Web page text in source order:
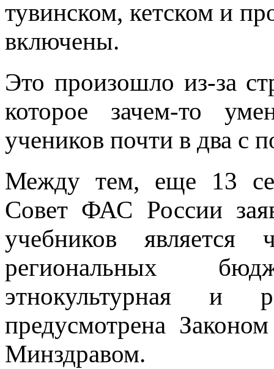
тувинском, кетском и
включены.
Это произошло из-за
которое зачем-то
учеников почти в два с
Между тем, еще 13
Совет ФАС России
учебников
региональных
этнокультурная и
предусмотрена
Минздравом.